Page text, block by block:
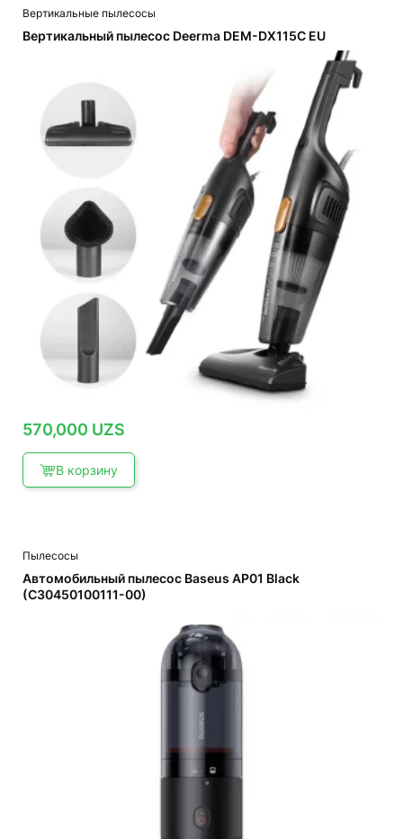
Вертикальные пылесосы
Вертикальный пылесос Deerma DEM-DX115C EU
570,000 UZS
В корзину
Пылесосы
Автомобильный пылесос Baseus AP01 Black
(C30450100111-00)